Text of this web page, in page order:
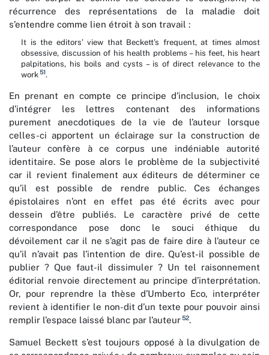
récurrence des représentations de la maladie doit
s’entendre comme lien étroit à son travail :
It is the editors’ view that Beckett’s frequent, at times almost
obsessive, discussion of his health problems – his feet, his heart
palpitations, his boils and cysts – is of direct relevance to the
work51.
En prenant en compte ce principe d’inclusion, le choix
d’intégrer les lettres contenant des informations
purement anecdotiques de la vie de l’auteur lorsque
celles-ci apportent un éclairage sur la construction de
l’auteur confère à ce corpus une indéniable autorité
identitaire. Se pose alors le problème de la subjectivité
car il revient finalement aux éditeurs de déterminer ce
qu’il est possible de rendre public. Ces échanges
épistolaires n’ont en effet pas été écrits avec pour
dessein d’être publiés. Le caractère privé de cette
correspondance pose donc le souci éthique du
dévoilement car il ne s’agit pas de faire dire à l’auteur ce
qu’il n’avait pas l’intention de dire. Qu’est-il possible de
publier ? Que faut-il dissimuler ? Un tel raisonnement
éditorial renvoie directement au principe d’interprétation.
Or, pour reprendre la thèse d’Umberto Eco, interpréter
revient à identifier le non-dit d’un texte pour pouvoir ainsi
remplir l’espace laissé blanc par l’auteur52.
Samuel Beckett s’est toujours opposé à la divulgation de